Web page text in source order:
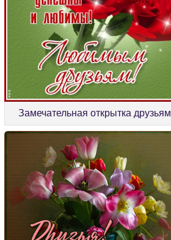
Замечательная открытка друзьям